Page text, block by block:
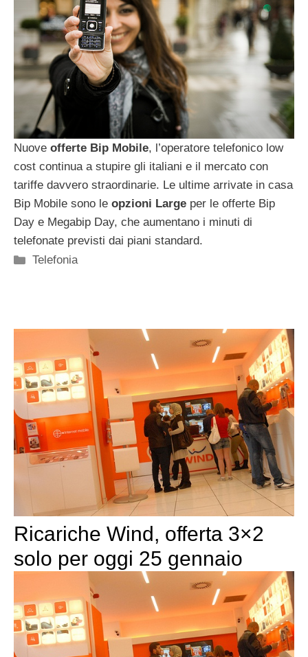
Nuove offerte Bip Mobile, l’operatore telefonico low
cost continua a stupire gli italiani e il mercato con
tariffe davvero straordinarie. Le ultime arrivate in casa
Bip Mobile sono le opzioni Large per le offerte Bip
Day e Megabip Day, che aumentano i minuti di
telefonate previsti dai piani standard.
Categorie
Telefonia
Ricariche Wind, offerta 3×2
solo per oggi 25 gennaio